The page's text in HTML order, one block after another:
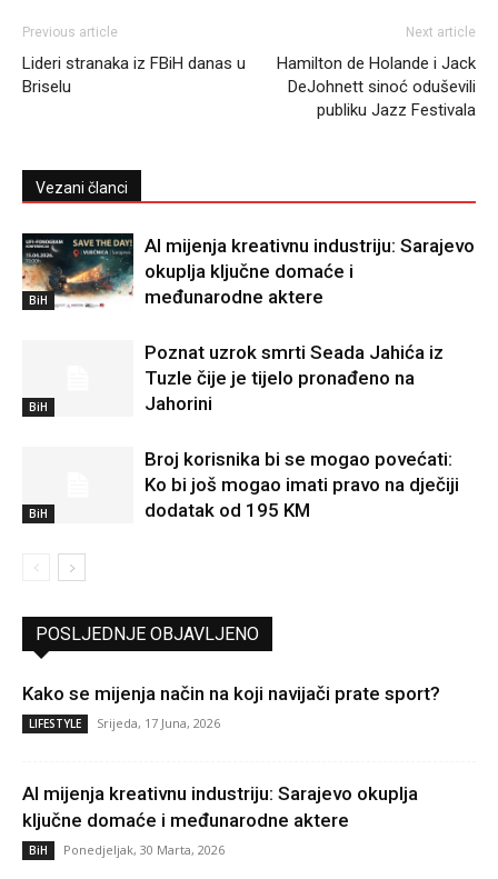
Previous article
Lideri stranaka iz FBiH danas u
Briselu
Next article
Hamilton de Holande i Jack
DeJohnett sinoć oduševili
publiku Jazz Festivala
Vezani članci
BiH
AI mijenja kreativnu industriju: Sarajevo
okuplja ključne domaće i
međunarodne aktere
BiH
Poznat uzrok smrti Seada Jahića iz
Tuzle čije je tijelo pronađeno na
Jahorini
BiH
Broj korisnika bi se mogao povećati:
Ko bi još mogao imati pravo na dječiji
dodatak od 195 KM
POSLJEDNJE OBJAVLJENO
Kako se mijenja način na koji navijači prate sport?
LIFESTYLE Srijeda, 17 Juna, 2026
AI mijenja kreativnu industriju: Sarajevo okuplja
ključne domaće i međunarodne aktere
BiH Ponedjeljak, 30 Marta, 2026